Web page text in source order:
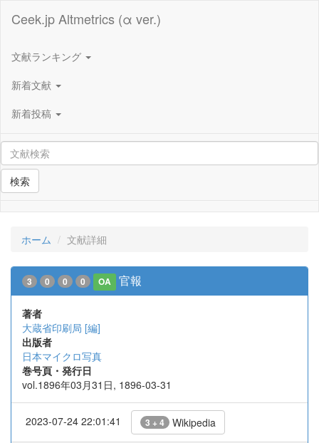
Ceek.jp Altmetrics (α ver.)
文献ランキング
新着文献
新着投稿
検索
ホーム 文献詳細
3 0 0 0 OA 官報
著者
大蔵省印刷局 [編]
出版者
日本マイクロ写真
巻号頁・発行日
vol.1896年03月31日, 1896-03-31
2023-07-24 22:01:41 3 + 4 Wikipedia